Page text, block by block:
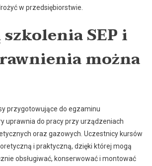
w przedsiębiorstwie.
szkolenia SEP i
można
przygotowujące do egzaminu
uprawnia do pracy przy urządzeniach
oraz gazowych. Uczestnicy kursów
i praktyczną, dzięki której mogą
obsługiwać, konserwować i montować